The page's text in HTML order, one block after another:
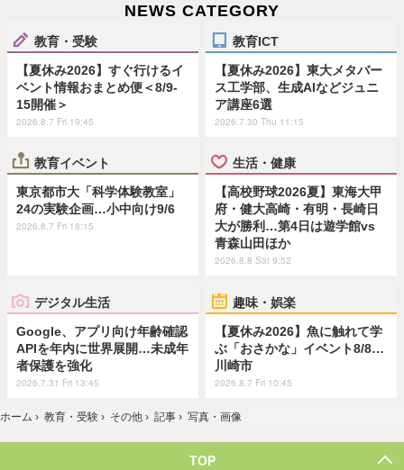
NEWS CATEGORY
教育・受験
【夏休み2026】すぐ行けるイ
ベント情報おまとめ便＜8/9-
15開催＞
2026.8.7 Fri 19:45
教育ICT
【夏休み2026】東大メタバー
ス工学部、生成AIなどジュニ
ア講座6選
2026.7.30 Thu 11:15
教育イベント
東京都市大「科学体験教室」
24の実験企画…小中向け9/6
2026.8.7 Fri 18:15
生活・健康
【高校野球2026夏】東海大甲
府・健大高崎・有明・長崎日
大が勝利…第4日は遊学館vs
青森山田ほか
2026.8.8 Sat 9:52
デジタル生活
Google、アプリ向け年齢確認
APIを年内に世界展開…未成年
者保護を強化
2026.7.31 Fri 13:45
趣味・娯楽
【夏休み2026】魚に触れて学
ぶ「おさかな」イベント8/8…
川崎市
2026.8.7 Fri 10:45
ホーム › 教育・受験 › その他 › 記事 › 写真・画像
TOP